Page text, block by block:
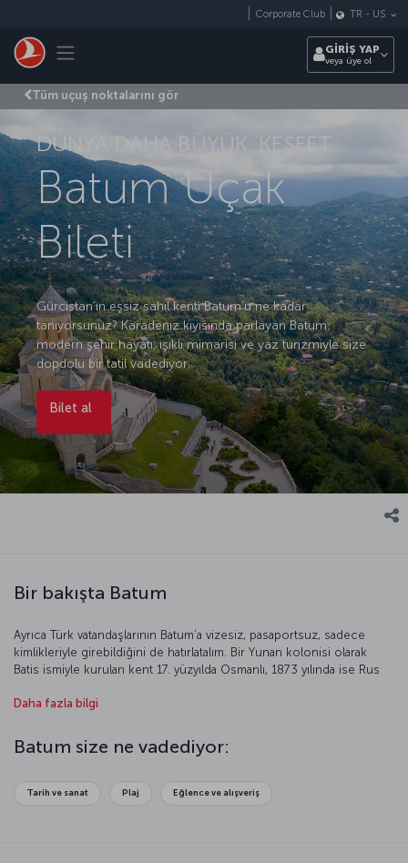
Toggle navigation
Corporate Club TR - US
GİRİŞ YAP
veya üye ol
Tüm uçuş noktalarını gör
DÜNYA DAHA BÜYÜK. KEŞFET.
Batum Uçak
Bileti
Gürcistan’ın eşsiz sahil kenti Batum’u ne kadar
tanıyorsunuz? Karadeniz kıyısında parlayan Batum;
modern şehir hayatı, ışıklı mimarisi ve yaz turizmiyle size
dopdolu bir tatil vadediyor.
Bilet al
Bir bakışta Batum
Ayrıca Türk vatandaşlarının Batum’a vizesiz, pasaportsuz, sadece
kimlikleriyle girebildiğini de hatırlatalım. Bir Yunan kolonisi olarak
Batis ismiyle kurulan kent 17. yüzyılda Osmanlı, 1873 yılında ise Rus
bu çok sürmedi ve Batum tekrar Sovyetler Birliği’ne dâhil oldu.
petrolünün dünyaya yayılması açısından kilit konumda bulunuyor.
Batum, dil konusunda hiç zorluk çekmeyeceğiniz bir şehir. Çünkü
neredeyse yarısı Türkçe konuşabiliyor. Sizi, mimari harikası yeni
Daha fazla bilgi
Batum size ne vadediyor:
Tarih ve sanat Plaj Eğlence ve alışveriş